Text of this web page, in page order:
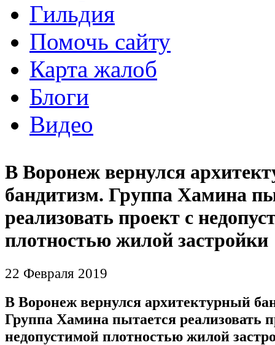
Гильдия
Помочь сайту
Карта жалоб
Блоги
Видео
В Воронеж вернулся
бандитизм. Группа Хамина
реализовать проект с
плотностью жилой застройки
22 Февраля 2019
В Воронеж вернулся архитектурный
Группа Хамина пытается реализовать
недопустимой плотностью жилой